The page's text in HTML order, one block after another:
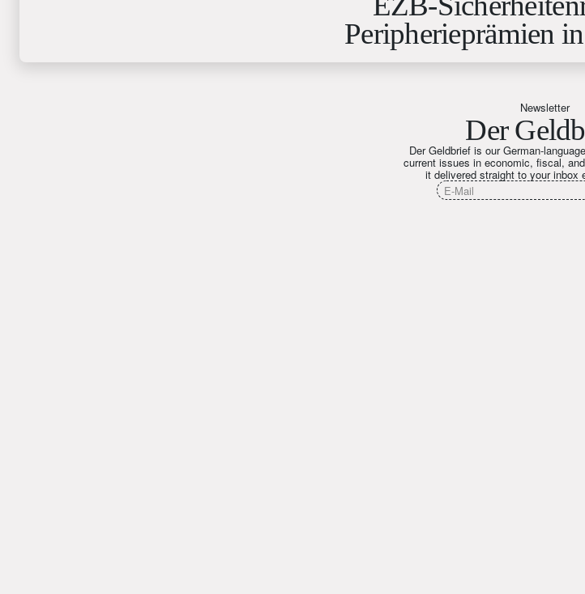
Peripherieprämien
Newsletter
Der
Der Geldbrief is our German-
current issues in economic, fiscal,
it delivered straight to your inbox